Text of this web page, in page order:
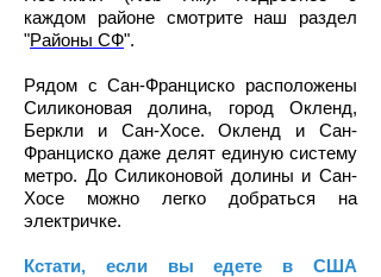
каждом районе смотрите наш раздел
"Районы СФ".
Рядом с Сан-Франциско расположены
Силиконовая долина, город Окленд,
Беркли и Сан-Хосе. Окленд и Сан-
Франциско даже делят единую систему
метро. До Силиконовой долины и Сан-
Хосе можно легко добраться на
электричке.
Кстати, если вы едете в США